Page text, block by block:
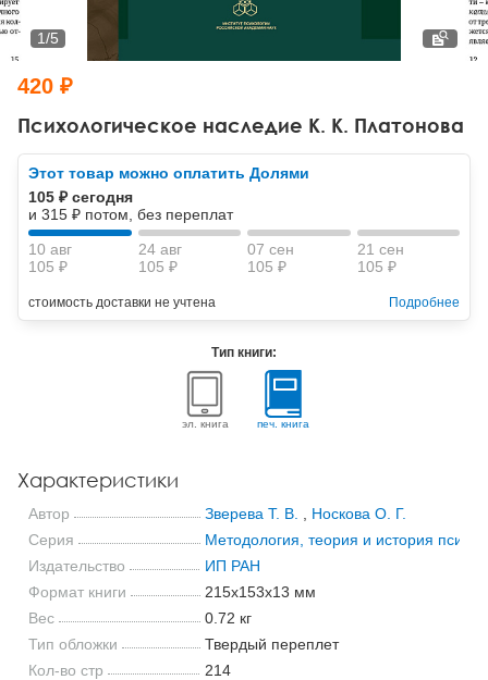
Тревожные расстройства, панические атаки
Психодрама
Другие направления психотерапии
Классический, эриксоновский гипноз и НЛП
НЛП
Психология труда и эргономика
Социальная психология
Социальная и организационная психология
Классический и юнгианский психоанализ
Психологическое наследие К. К. Платонова
1/5
420 ₽
Этот товар можно оплатить Долями
105 ₽ сегодня
и 315 ₽ потом, без переплат
10 авг
105 ₽
24 авг
105 ₽
07 сен
105 ₽
21 сен
105 ₽
стоимость доставки не учтена Подробнее
Тип книги:
эл. книга печ. книга
Характеристики
Автор Зверева Т. В.
Носкова О. Г.
Серия
Методология, теория и история
Издательство
ИП РАН
Формат книги
215x153x13 мм
Вес
0.72 кг
Тип обложки
Твердый переплет
Кол-во стр
214